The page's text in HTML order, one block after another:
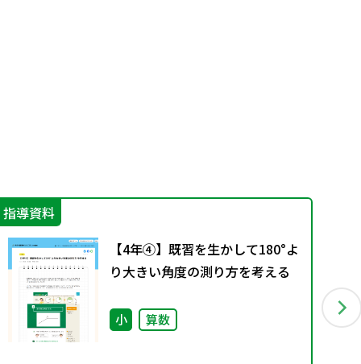
指導資料
【4年④】既習を生かして180°よ
り大きい角度の測り方を考える
小 算数